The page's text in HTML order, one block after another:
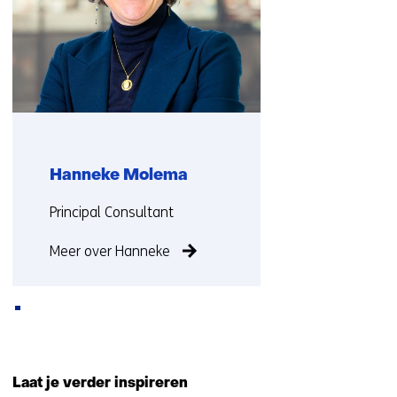
Hanneke Molema
Functie:
Principal Consultant
Meer over Hanneke
Laat je verder inspireren